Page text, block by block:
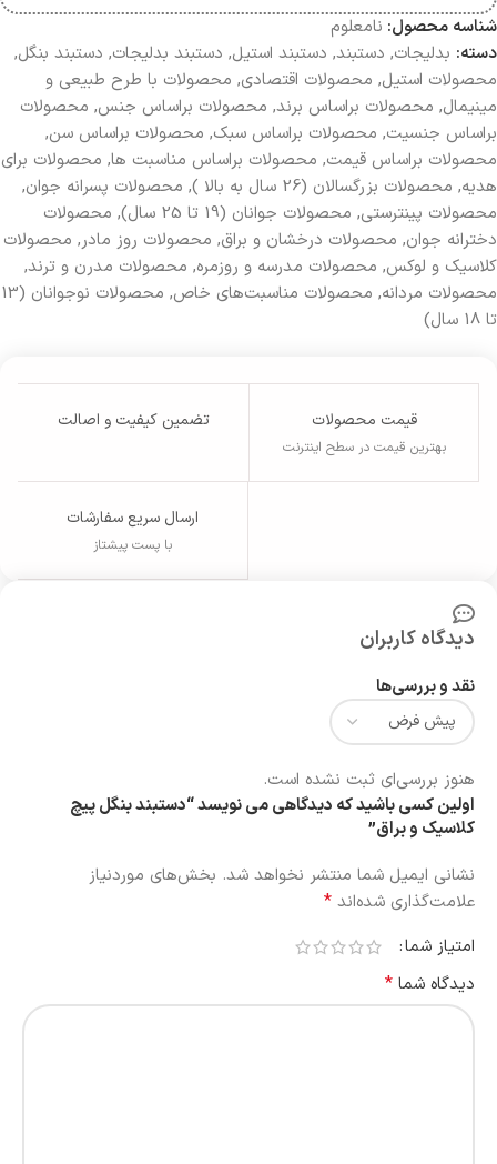
شناسه محصول: نامعلوم
دسته: بدلیجات, دستبند, دستبند استیل, دستبند بدلیجات, دستبند بنگل,
محصولات استیل, محصولات اقتصادی, محصولات با طرح طبیعی و
مینیمال, محصولات براساس برند, محصولات براساس جنس, محصولات
براساس جنسیت, محصولات بر‌اساس سبک, محصولات براساس سن,
محصولات براساس قیمت, محصولات براساس مناسبت ها, محصولات برای
هدیه, محصولات بزرگسالان (26 سال به بالا ) , محصولات پسرانه جوان,
محصولات پینترستی, محصولات جوانان (19 تا 25 سال) , محصولات
دخترانه جوان, محصولات درخشان و براق, محصولات روز مادر, محصولات
کلاسیک و لوکس, محصولات مدرسه و روزمره, محصولات مدرن و ترند,
محصولات مردانه, محصولات مناسبت‌های خاص,
محصولات نوجوانان (13
تا 18 سال)
قیمت محصولات
بهترین قیمت در سطح اینترنت
تضمین کیفیت و اصالت
ارسال سریع سفارشات
با پست پیشتاز
دیدگاه کاربران
نقد و بررسی‌ها
هنوز بررسی‌ای ثبت نشده است.
اولین کسی باشید که دیدگاهی می نویسد “دستبند بنگل پیچ
کلاسیک و براق”
نشانی ایمیل شما منتشر نخواهد شد. بخش‌های موردنیاز
علامت‌گذاری شده‌اند *
امتیاز شما
دیدگاه شما *